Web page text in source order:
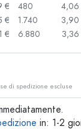
€
€
€
480
4,06
1.740
3,90
6.880
3,36
di spedizione escluse
in: 1-2